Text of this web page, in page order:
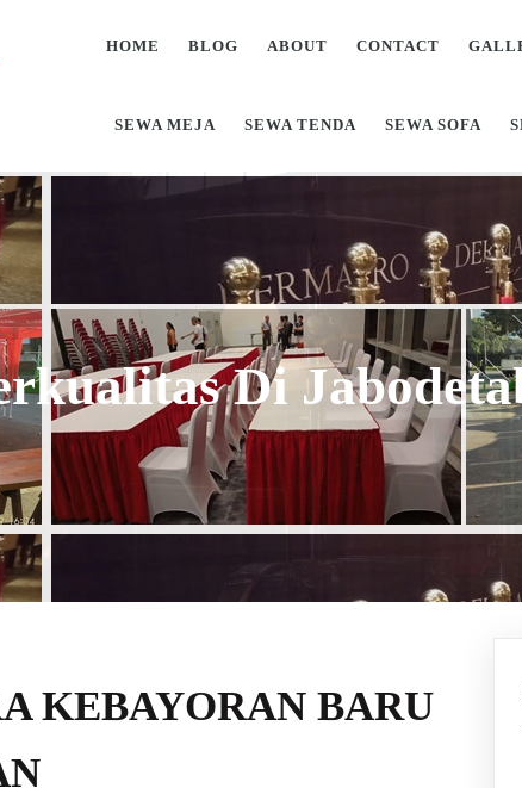
HOME BLOG ABOUT CONTACT
SEWA MEJA SEWA TENDA SEWA SOFA
Di
KEBAYORAN BARU